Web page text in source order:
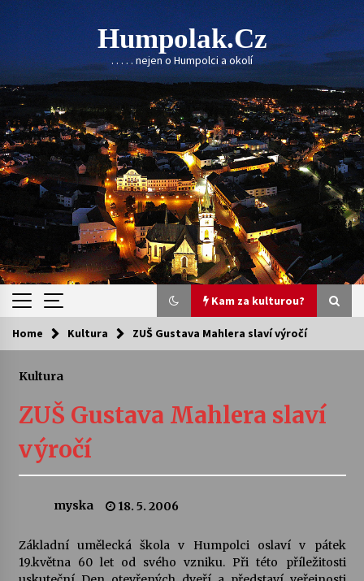
Skip
to
content
Humpolak.cz
. . . . . nejen o Humpolci a okolí
Kam za kulturou?
Kam za kulturou?
Sukuba Ensemble
4. 8. 2026
kapkou
Veselí muzikanti
30. 7. 2026
Home Kultura ZUŠ Gustava Mahlera slaví výročí
Kultura
ZUŠ Gustava Mahlera slaví
výročí
myska 18. 5. 2006
Základní umělecká škola v Humpolci oslaví v pátek
19.května 60 let od svého vzniku. Při této příležitosti